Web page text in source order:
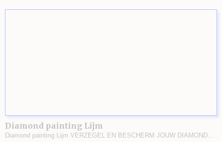
Diamond painting Lijm
Diamond painting Lijm VERZEGEL EN BESCHERM JOUW DIAMOND…